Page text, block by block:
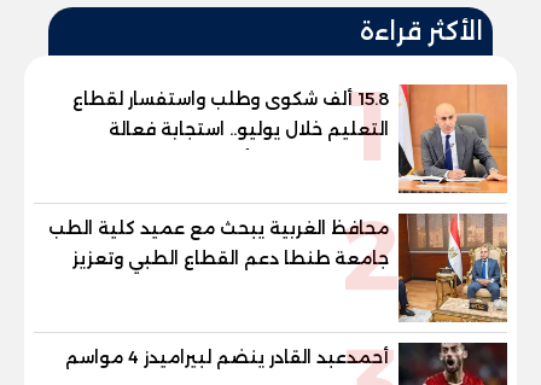
الأكثر قراءة
115.8 ألف شكوى وطلب واستفسار لقطاع
التعليم خلال يوليو.. استجابة فعالة
لشكاوى الطلاب وأولياء الأمور
2
محافظ الغربية يبحث مع عميد كلية الطب
جامعة طنطا دعم القطاع الطبي وتعزيز
الاستفادة من الخبرات الأكاديمية
أحمدعبد القادر ينضم لبيراميدز 4 مواسم